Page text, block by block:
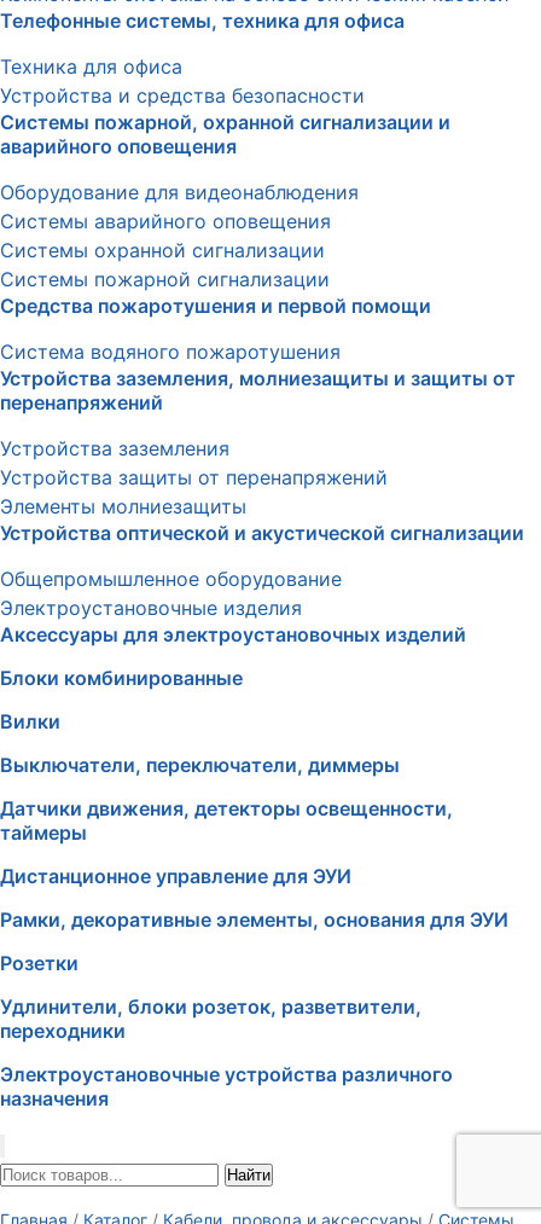
Телефонные системы, техника для офиса
Техника для офиса
Устройства и средства безопасности
Системы пожарной, охранной сигнализации и
аварийного оповещения
Оборудование для видеонаблюдения
Системы аварийного оповещения
Системы охранной сигнализации
Системы пожарной сигнализации
Средства пожаротушения и первой помощи
Система водяного пожаротушения
Устройства заземления, молниезащиты и защиты от
перенапряжений
Устройства заземления
Устройства защиты от перенапряжений
Элементы молниезащиты
Устройства оптической и акустической сигнализации
Общепромышленное оборудование
Электроустановочные изделия
Аксессуары для электроустановочных изделий
Блоки комбинированные
Вилки
Выключатели, переключатели, диммеры
Датчики движения, детекторы освещенности,
таймеры
Дистанционное управление для ЭУИ
Рамки, декоративные элементы, основания для ЭУИ
Розетки
Удлинители, блоки розеток, разветвители,
переходники
Электроустановочные устройства различного
назначения
Найти
Главная / Каталог / Кабели, провода и аксессуары / Системы